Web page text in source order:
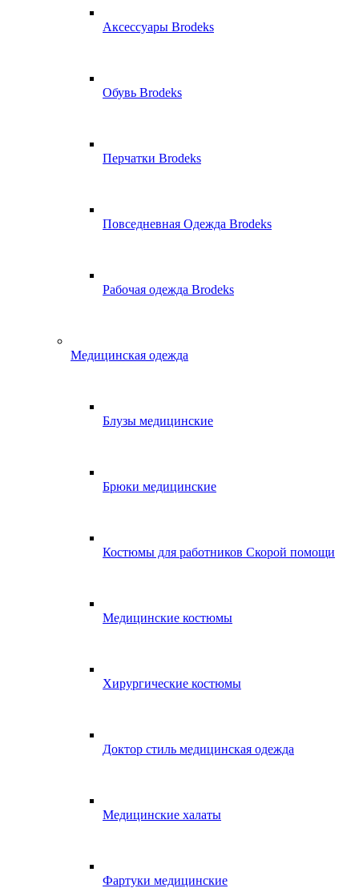
Аксессуары Brodeks
Обувь Brodeks
Перчатки Brodeks
Повседневная Одежда Brodeks
Рабочая одежда Brodeks
Медицинская одежда
Блузы медицинские
Брюки медицинские
Костюмы для работников Скорой помощи
Медицинские костюмы
Хирургические костюмы
Доктор стиль медицинская одежда
Медицинские халаты
Фартуки медицинские